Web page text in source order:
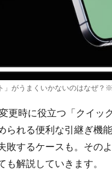
」がうまくいかないのはなぜ？
更時に役立つ「クイッ
られる便利な引継ぎ機
敗するケースも。その
も解説していきます。